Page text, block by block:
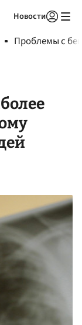
Новости
Проблемы с